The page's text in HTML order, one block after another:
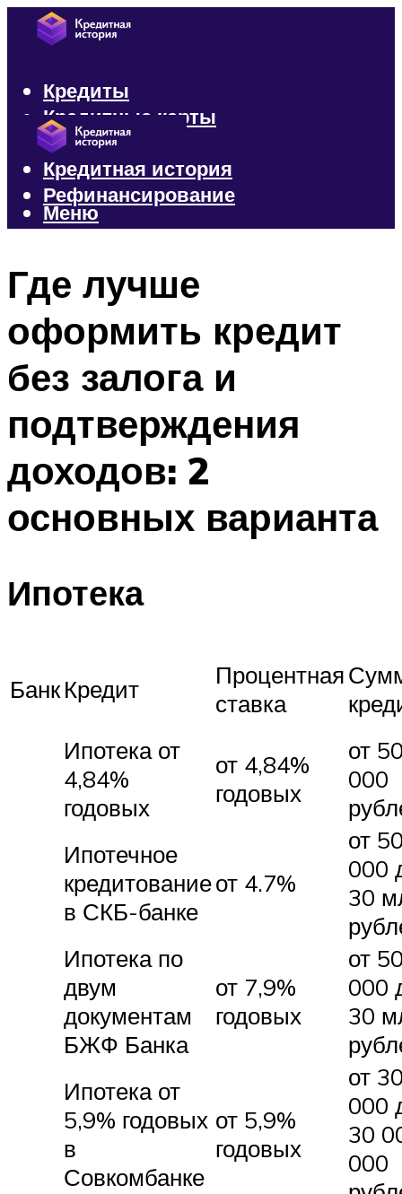
Кредиты
Кредитные карты
Микрозаймы
Кредитная история
Рефинансирование
Меню
Где лучше
оформить кредит
без залога и
подтверждения
доходов: 2
основных варианта
Ипотека
БанкКредит
Процентная
ставка
Ипотека от
4,84%
годовых
от 4,84%
годовых
от
000
Ипотечное
кредитование
в СКБ-банке
от 4.7%
от
000
30
Ипотека по
двум
документам
БЖФ Банка
от 7,9%
годовых
от
000
30
Ипотека от
5,9% годовых
в
Совкомбанке
от 5,9%
годовых
от
000
30
000